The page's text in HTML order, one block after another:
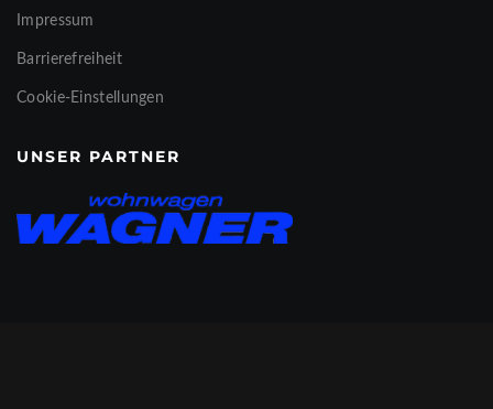
Impressum
Barrierefreiheit
Cookie-Einstellungen
UNSER PARTNER